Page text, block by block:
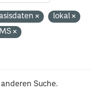
lokal
Suche.